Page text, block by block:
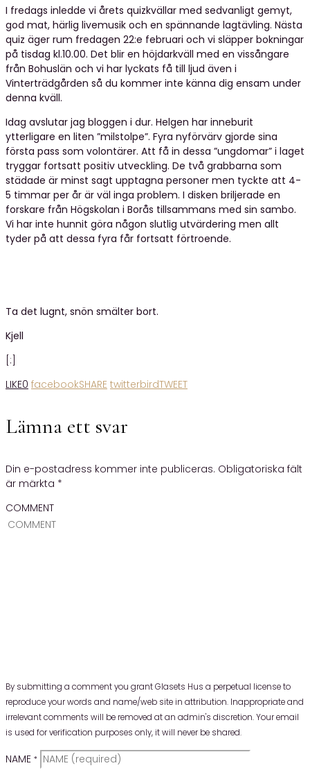
I fredags inledde vi årets quizkvällar med sedvanligt gemyt,
god mat, härlig livemusik och en spännande lagtävling. Nästa
quiz äger rum fredagen 22:e februari och vi släpper bokningar
på tisdag kl.10.00. Det blir en höjdarkväll med en vissångare
från Bohuslän och vi har lyckats få till ljud även i
Vinterträdgården så du kommer inte känna dig ensam under
denna kväll.
Idag avslutar jag bloggen i dur. Helgen har inneburit
ytterligare en liten ”milstolpe”. Fyra nyförvärv gjorde sina
första pass som volontärer. Att få in dessa ”ungdomar” i laget
tryggar fortsatt positiv utveckling. De två grabbarna som
städade är minst sagt upptagna personer men tyckte att 4-
5 timmar per år är väl inga problem. I disken briljerade en
forskare från Högskolan i Borås tillsammans med sin sambo.
Vi har inte hunnit göra någon slutlig utvärdering men allt
tyder på att dessa fyra får fortsatt förtroende.
Ta det lugnt, snön smälter bort.
Kjell
[:]
LIKE0 facebookSHARE twitterbirdTWEET
Lämna ett svar
Din e-postadress kommer inte publiceras. Obligatoriska fält
är märkta *
COMMENT
By submitting a comment you grant Glasets Hus a perpetual license to
reproduce your words and name/web site in attribution. Inappropriate and
irrelevant comments will be removed at an admin's discretion. Your email
is used for verification purposes only, it will never be shared.
NAME *